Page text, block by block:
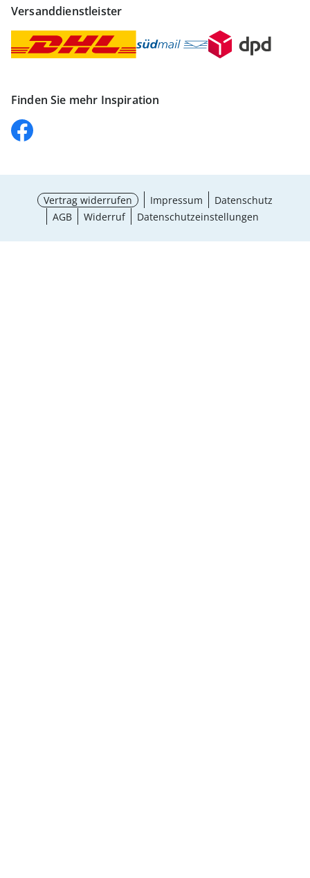
Versanddienstleister
Finden Sie mehr Inspiration
Vertrag widerrufen Impressum
Datenschutz
AGB
Widerruf Datenschutzeinstellungen